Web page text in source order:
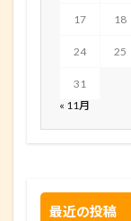
17 18
24 25
31
« 11月
最近の投稿